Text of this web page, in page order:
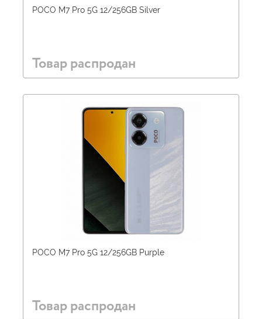
POCO M7 Pro 5G 12/256GB Silver
Товар распродан
POCO M7 Pro 5G 12/256GB Purple
Товар распродан